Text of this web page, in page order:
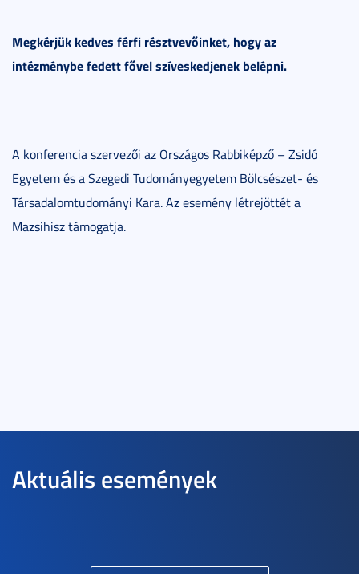
Megkérjük kedves férfi résztvevőinket, hogy az
intézménybe fedett fővel szíveskedjenek belépni.
A konferencia szervezői az Országos Rabbiképző – Zsidó
Egyetem és a Szegedi Tudományegyetem Bölcsészet- és
Társadalomtudományi Kara. Az esemény létrejöttét a
Mazsihisz támogatja.
Aktuális események